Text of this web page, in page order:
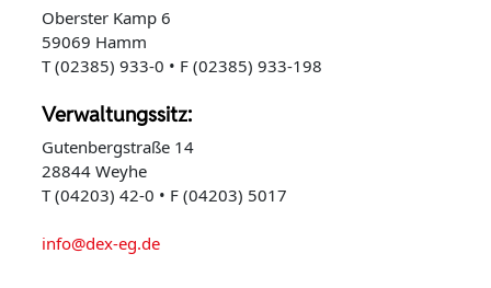
Oberster Kamp 6
59069 Hamm
T (02385) 933-0 • F (02385) 933-198
Verwaltungssitz:
Gutenbergstraße 14
28844 Weyhe
T (04203) 42-0 • F (04203) 5017
info@dex-eg.de